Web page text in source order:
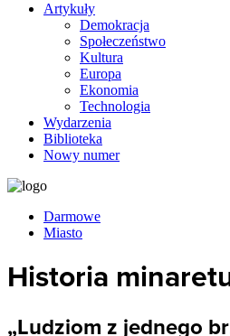
Artykuły
Demokracja
Społeczeństwo
Kultura
Europa
Ekonomia
Technologia
Wydarzenia
Biblioteka
Nowy numer
Darmowe
Miasto
Historia
„Ludziom z jednego